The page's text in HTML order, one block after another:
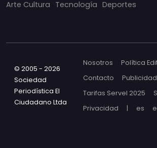
Arte Cultura Tecnología Deportes
© 2005 - 2026
Sociedad
Periodística El
Ciudadano Ltda
Nosotros
Política
Contacto
Publicidad
Tarifas Servel 2025
Privacidad
| es